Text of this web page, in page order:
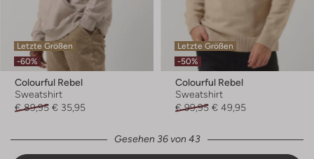
Letzte Größen
-60%
Colourful Rebel
Sweatshirt
€ 89,95 € 35,95
Letzte Größen
-50%
Colourful Rebel
Sweatshirt
€ 99,95 € 49,95
Gesehen 36 von 43